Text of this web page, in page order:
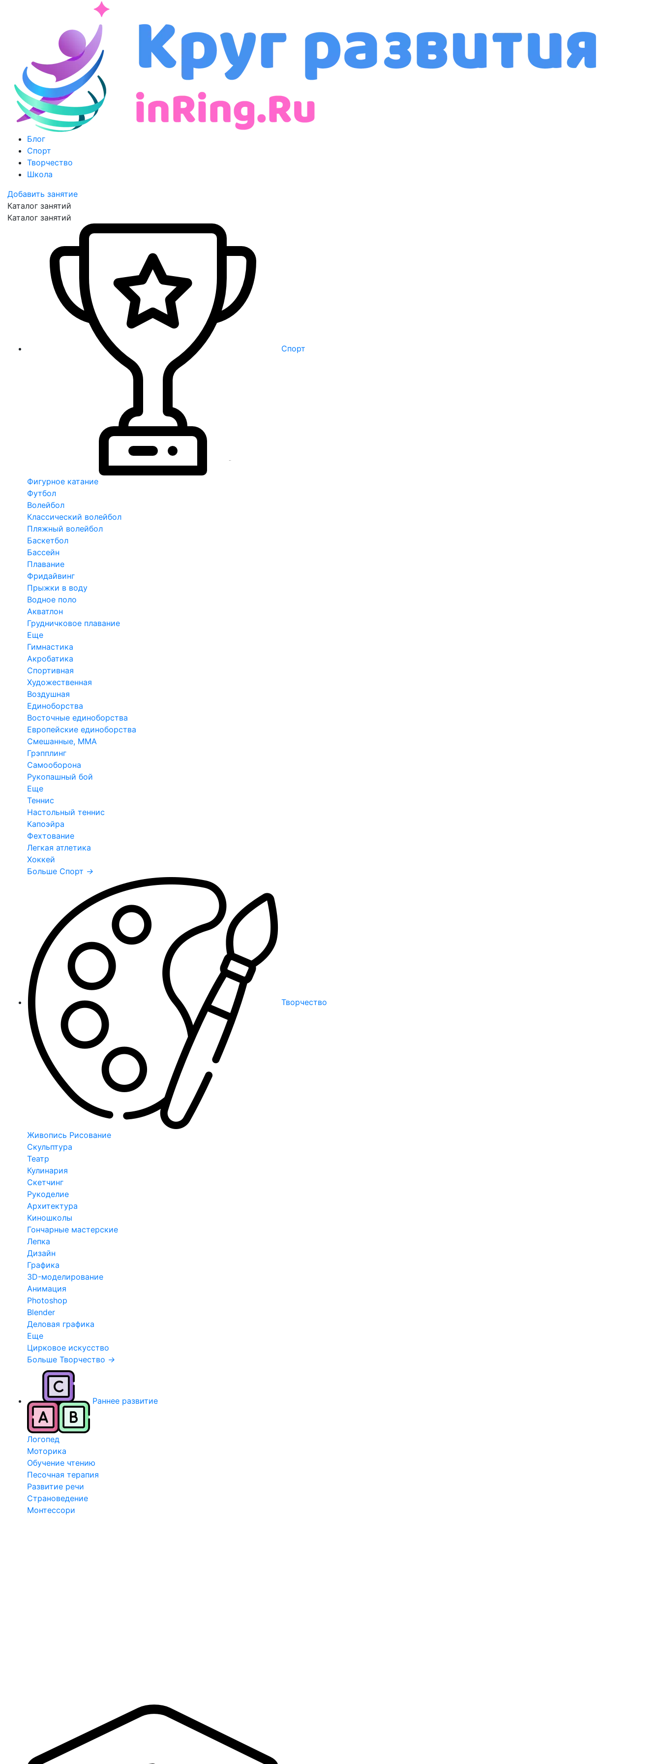
Блог
Спорт
Творчество
Школа
Добавить занятие
Каталог занятий
Каталог занятий
Спорт
Фигурное катание
Футбол
Волейбол
Классический волейбол
Пляжный волейбол
Баскетбол
Бассейн
Плавание
Фридайвинг
Прыжки в воду
Водное поло
Акватлон
Грудничковое плавание
Еще
Гимнастика
Акробатика
Спортивная
Художественная
Воздушная
Единоборства
Восточные единоборства
Европейские единоборства
Смешанные, ММА
Грэпплинг
Самооборона
Рукопашный бой
Еще
Теннис
Настольный теннис
Капоэйра
Фехтование
Легкая атлетика
Хоккей
Больше Спорт →
Творчество
Живопись Рисование
Скульптура
Театр
Кулинария
Скетчинг
Рукоделие
Архитектура
Киношколы
Гончарные мастерские
Лепка
Дизайн
Графика
3D-моделирование
Анимация
Photoshop
Blender
Деловая графика
Еще
Цирковое искусство
Больше Творчество →
Раннее развитие
Логопед
Моторика
Обучение чтению
Песочная терапия
Развитие речи
Страноведение
Монтессори